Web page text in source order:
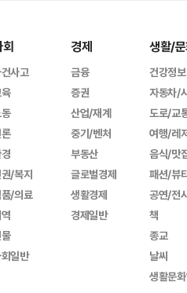
사고
/복지
/의료
일반
경제
금융
증권
산업/재계
중기/벤처
부동산
글로벌경제
생활경제
경제일반
생활/
건강정보
자동차/
도로/교
여행/레
음식/맛
패션/뷰
공연/전
책
종교
날씨
생활문